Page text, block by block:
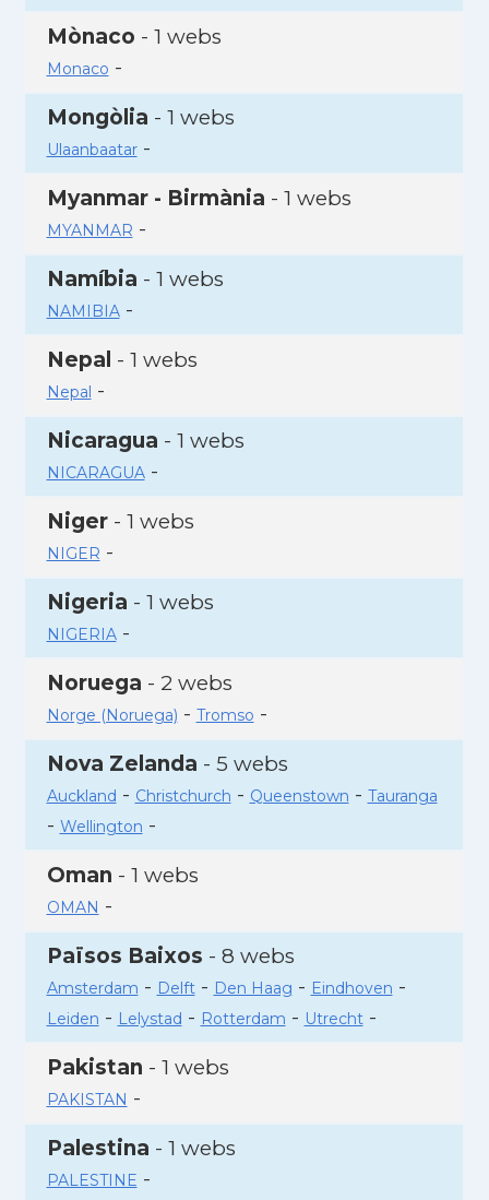
Mònaco - 1 webs
Monaco -
Mongòlia - 1 webs
Ulaanbaatar-
Myanmar - Birmània - 1 webs
MYANMAR -
Namíbia - 1 webs
NAMIBIA-
Nepal - 1 webs
Nepal -
Nicaragua - 1 webs
NICARAGUA-
Niger- 1 webs
NIGER -
Nigeria - 1 webs
NIGERIA-
Noruega - 2 webs
Norge (Noruega) - Tromso -
Nova Zelanda - 5 webs
Auckland - Christchurch - Queenstown - Tauranga
- Wellington -
Oman - 1 webs
OMAN -
Països Baixos - 8 webs
Amsterdam - Delft- Den Haag - Eindhoven -
Leiden - Lelystad - Rotterdam - Utrecht-
Pakistan - 1 webs
PAKISTAN -
Palestina - 1 webs
PALESTINE -